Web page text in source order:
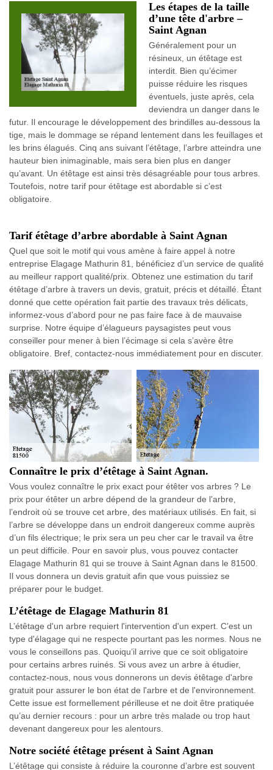
Les étapes de la taille
d’une tête d'arbre –
Saint Agnan
Généralement pour un
résineux, un étêtage est
interdit. Bien qu’écimer
puisse réduire les risques
éventuels, juste après, cela
deviendra un danger dans le
futur. Il encourage le développement des brindilles au-dessous la
tige, mais le dommage se répand lentement dans les feuillages et
les brins élagués. Cinq ans suivant l’étêtage, l’arbre atteindra une
hauteur bien inimaginable, mais sera bien plus en danger
qu’avant. Un étêtage est ainsi très désagréable pour tous arbres.
Toutefois, notre tarif pour étêtage est abordable si c’est
obligatoire.
Tarif étêtage d’arbre abordable à Saint Agnan
Quel que soit le motif qui vous amène à faire appel à notre
entreprise Elagage Mathurin 81, bénéficiez d’un service de qualité
au meilleur rapport qualité/prix. Obtenez une estimation du tarif
étêtage d’arbre à travers un devis, gratuit, précis et détaillé. Étant
donné que cette opération fait partie des travaux très délicats,
informez-vous d’abord pour ne pas faire face à de mauvaise
surprise. Notre équipe d’élagueurs paysagistes peut vous
conseiller pour mener à bien l’écimage si cela s’avère être
obligatoire. Bref, contactez-nous immédiatement pour en discuter.
Connaître le prix d’étêtage à Saint Agnan.
Vous voulez connaître le prix exact pour étêter vos arbres ? Le
prix pour étêter un arbre dépend de la grandeur de l’arbre,
l’endroit où se trouve cet arbre, des matériaux utilisés. En fait, si
l’arbre se développe dans un endroit dangereux comme auprès
d’un fils électrique; le prix sera un peu cher car le travail va être
un peut difficile. Pour en savoir plus, vous pouvez contacter
Elagage Mathurin 81 qui se trouve à Saint Agnan dans le 81500.
Il vous donnera un devis gratuit afin que vous puissiez se
préparer pour le budget.
L’étêtage de Elagage Mathurin 81
L’étêtage d'un arbre requiert l'intervention d'un expert. C’est un
type d'élagage qui ne respecte pourtant pas les normes. Nous ne
vous le conseillons pas. Quoiqu’il arrive que ce soit obligatoire
pour certains arbres ruinés. Si vous avez un arbre à étudier,
contactez-nous, nous vous donnerons un devis étêtage d'arbre
gratuit pour assurer le bon état de l'arbre et de l'environnement.
Cette issue est formellement périlleuse et ne doit être pratiquée
qu’au dernier recours : pour un arbre très malade ou trop haut
devenant dangereux pour les alentours.
Notre société étêtage présent à Saint Agnan
L’étêtage qui consiste à réduire la couronne d’arbre est souvent